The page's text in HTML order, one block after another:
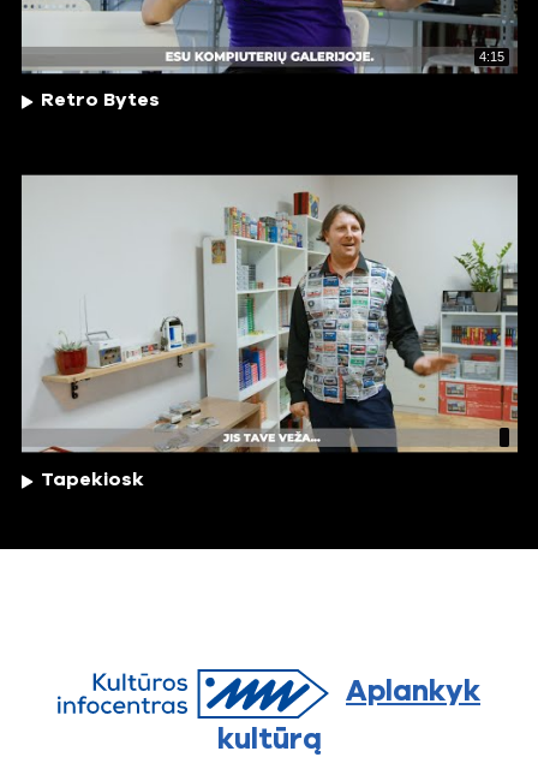
4:15
Retro Bytes
Tapekiosk
Aplankyk
kultūrą